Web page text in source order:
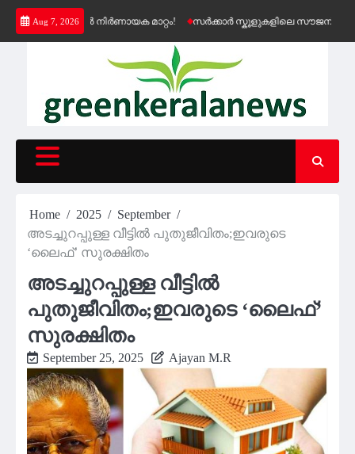
Skip
content
Aug 7, 2026
നിർണായക മാറ്റം! സർക്കാർ സ്കൂളുകളിലെ സൗജന്യ കെ-ഫോൺ
Home 2025
September
അടച്ചുറപ്പുള്ള വീട്ടിൽ പുതുജീവിതം;ഇവരുടെ
‘ലൈഫ്’ സുരക്ഷിതം
അടച്ചുറപ്പുള്ള വീട്ടിൽ
പുതുജീവിതം;ഇവരുടെ ‘ലൈഫ്’
സുരക്ഷിതം
September 25, 2025 Ajayan M.R